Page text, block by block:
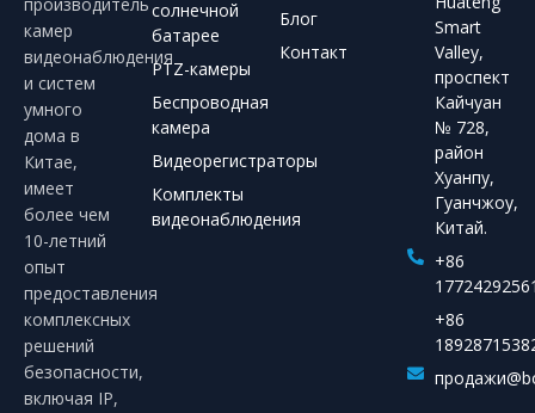
камер
видеонаблюдения
и систем
умного
дома в
Китае,
имеет
более чем
10-летний
опыт
предоставления
комплексных
решений
безопасности,
включая IP,
солнечной
батарее
PTZ-камеры
Беспроводная
камера
Видеорегистраторы
Комплекты
видеонаблюдения
Блог
Контакт
Smart
Valley,
проспект
Кайчуан
№ 728,
район
Хуанпу,
Гуанчжоу,
Китай.
+86
+86